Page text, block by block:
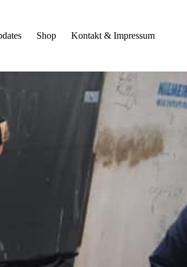
Shop Kontakt & Impressum